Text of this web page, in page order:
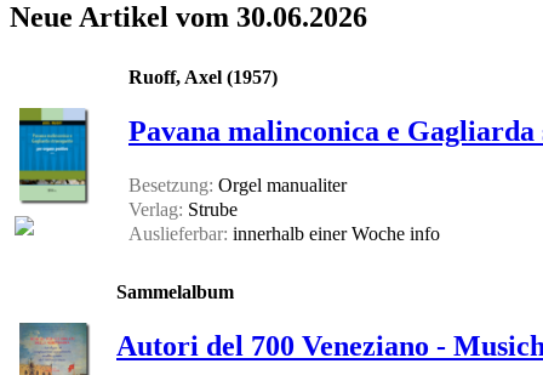
Neue Artikel vom 30.06.2026
Ruoff, Axel (1957)
Pavana malinconica e Gagliarda
Besetzung: Orgel manualiter
Verlag: Strube
Auslieferbar: innerhalb einer Woche info
Sammelalbum
Autori del 700 Veneziano -